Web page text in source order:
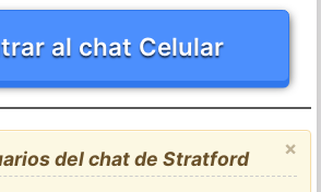
al chat Celular
×
del chat de Stratford